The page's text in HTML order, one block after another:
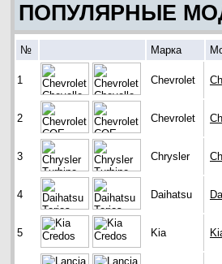
ПОПУЛЯРНЫЕ
№ Марка
1 Chevrolet
2 Chevrolet
3 Chrysler
4 Daihatsu
5 Kia